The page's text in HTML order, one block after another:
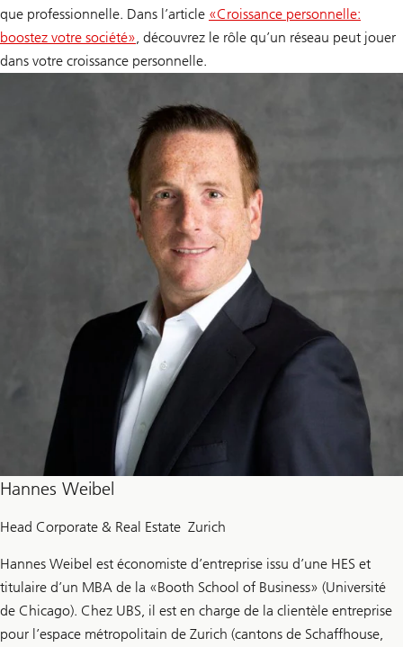
que professionnelle. Dans l’article «Croissance personnelle:
boostez votre société», découvrez le rôle qu’un réseau peut jouer
dans votre croissance personnelle.
Hannes Weibel
Head Corporate & Real Estate Zurich
Hannes Weibel est économiste d’entreprise issu d’une HES et
titulaire d’un MBA de la «Booth School of Business» (Université
de Chicago). Chez UBS, il est en charge de la clientèle entreprise
pour l’espace métropolitain de Zurich (cantons de Schaffhouse,